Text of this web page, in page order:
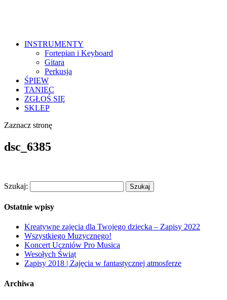
INSTRUMENTY
Fortepian i Keyboard
Gitara
Perkusja
ŚPIEW
TANIEC
ZGŁOŚ SIĘ
SKLEP
Zaznacz stronę
dsc_6385
Szukaj:
Ostatnie wpisy
Kreatywne zajęcia dla Twojego dziecka – Zapisy 2022
Wszystkiego Muzycznego!
Koncert Uczniów Pro Musica
Wesołych Świąt
Zapisy 2018 | Zajęcia w fantastycznej atmosferze
Archiwa